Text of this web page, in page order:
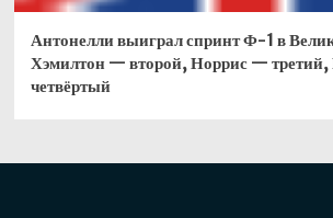
Антонелли выиграл спринт Ф-1 в
Хэмилтон — второй, Норрис — третий,
четвёртый